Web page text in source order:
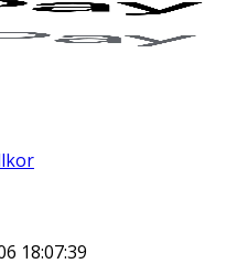
18:07:39